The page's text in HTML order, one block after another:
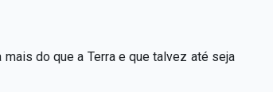
do que a Terra e que talvez até seja